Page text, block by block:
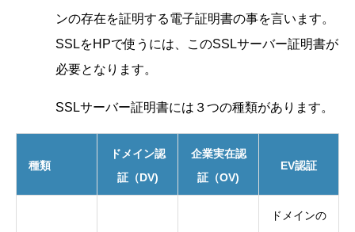
ンの存在を証明する電子証明書の事を言います。
SSLをHPで使うには、このSSLサーバー証明書が
必要となります。
SSLサーバー証明書には３つの種類があります。
種類
ドメイン認
証（DV)
企業実在認
証（OV)
EV認証
ドメインの